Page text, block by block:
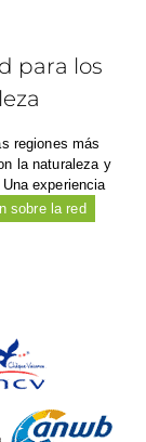
para los
regiones más
la naturaleza y
experiencia
sobre la red